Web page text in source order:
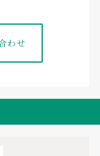
わせ